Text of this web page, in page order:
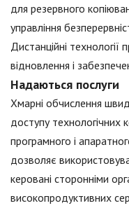
для резервного
управління
Дистанційні
відновлення і
Надаються послуги
Хмарні обчислення
доступу технологічних
програмного і
дозволяє
керовані сторонніми
високопродуктивних